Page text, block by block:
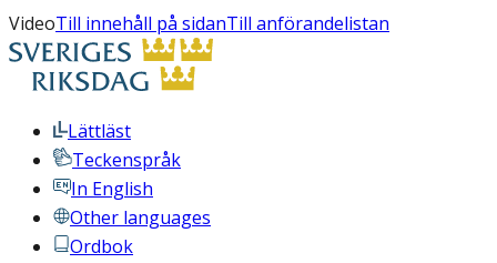
VideoTill innehåll på sidanTill anförandelistan
Lättläst
Teckenspråk
In English
Other languages
Ordbok